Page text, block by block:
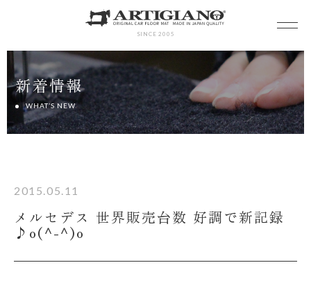
SINCE 2005
新着情報
WHAT’S NEW
2015.05.11
メルセデス 世界販売台数 好調で新記録
♪o(^-^)o